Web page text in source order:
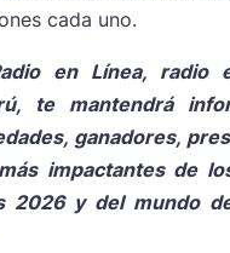
cada uno.
en Línea, radio
te mantendrá
ganadores,
impactantes de
2026 y del mundo